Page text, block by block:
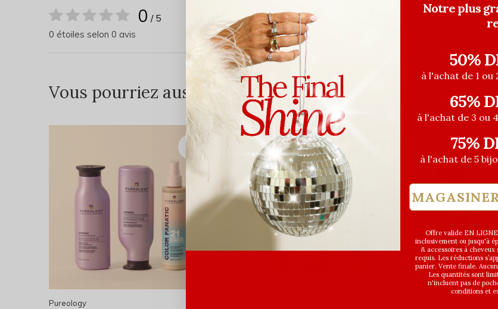
0 / 5
0 étoiles selon 0 avis
Vous pourriez aussi aimer...
Pureology
Notre plus
50%
à l'achat de 1 ou
65%
à l'achat de 3 ou
75%
à l'achat de 5
Offre valide EN
inclusivement ou jusqu'à
& accessoires à
requis. Les réductions
panier. Vente finale.
Les quantités sont
n'incluent pas de
conditions et